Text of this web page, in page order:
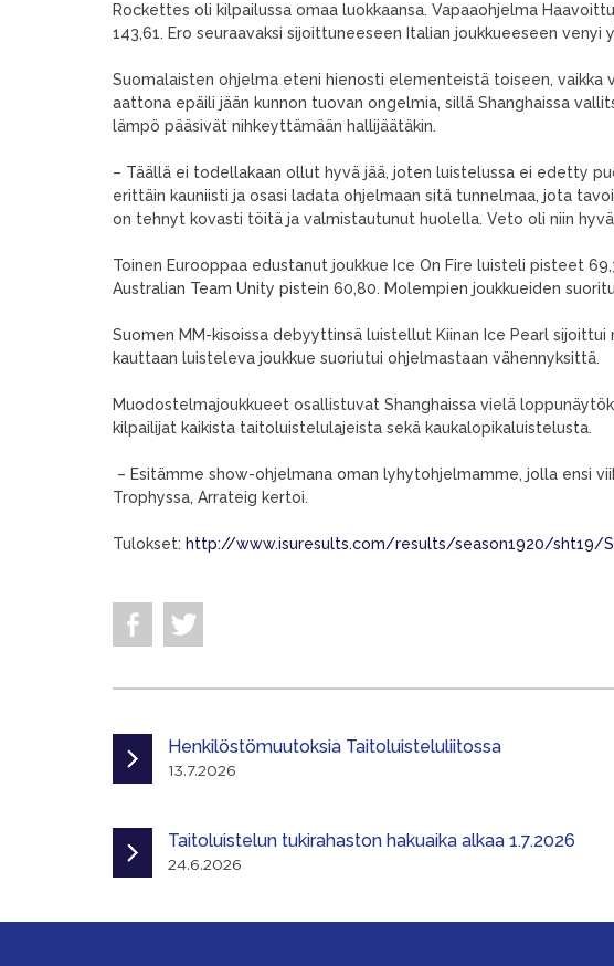
Rockettes oli kilpailussa omaa luokkaansa. Vapaaohjelma
143,61. Ero seuraavaksi sijoittuneeseen Italian joukkueeseen venyi
Suomalaisten ohjelma eteni hienosti elementeistä toiseen, vaikka
aattona epäili jään kunnon tuovan ongelmia, sillä Shanghaissa
lämpö pääsivät nihkeyttämään hallijäätäkin.
– Täällä ei todellakaan ollut hyvä jää, joten luistelussa ei edetty
erittäin kauniisti ja osasi ladata ohjelmaan sitä tunnelmaa, jota
on tehnyt kovasti töitä ja valmistautunut huolella. Veto oli niin
Toinen Eurooppaa edustanut joukkue Ice On Fire luisteli pisteet
Australian Team Unity pistein 60,80. Molempien joukkueiden
Suomen MM-kisoissa debyyttinsä luistellut Kiinan Ice Pearl sijoittui
kauttaan luisteleva joukkue suoriutui ohjelmastaan vähennyksittä.
Muodostelmajoukkueet osallistuvat Shanghaissa vielä
kilpailijat kaikista taitoluistelulajeista sekä kaukalopikaluistelusta.
– Esitämme show-ohjelmana oman lyhytohjelmamme, jolla ensi
Trophyssa, Arrateig kertoi.
Tulokset: http://www.isuresults.com/results/season1920/sht19/
Henkilöstömuutoksia Taitoluisteluliitossa
13.7.2026
Taitoluistelun tukirahaston hakuaika alkaa 1.7.2026
24.6.2026